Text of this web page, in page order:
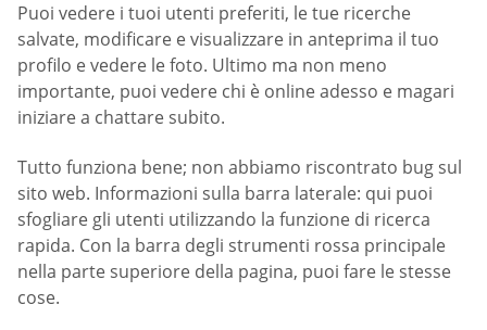
Puoi vedere i tuoi utenti preferiti, le tue ricerche
salvate, modificare e visualizzare in anteprima il tuo
profilo e vedere le foto. Ultimo ma non meno
importante, puoi vedere chi è online adesso e magari
iniziare a chattare subito.
Tutto funziona bene; non abbiamo riscontrato bug sul
sito web. Informazioni sulla barra laterale: qui puoi
sfogliare gli utenti utilizzando la funzione di ricerca
rapida. Con la barra degli strumenti rossa principale
nella parte superiore della pagina, puoi fare le stesse
cose.